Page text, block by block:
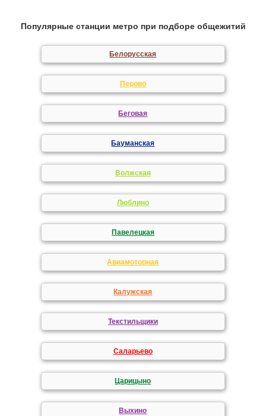
Популярные станции метро при подборе общежитий
Белорусская
Перово
Беговая
Бауманская
Волжская
Люблино
Павелецкая
Авиамоторная
Калужская
Текстильщики
Саларьево
Царицыно
Выхино